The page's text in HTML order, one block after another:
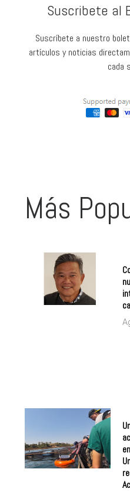
Suscribete al
Suscríbete a nuestro
artículos y noticias
cada
Más